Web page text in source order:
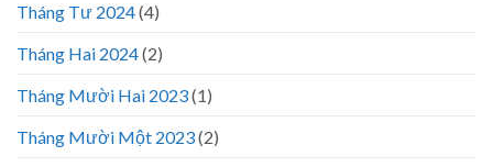
Tháng Tư 2024(4)
Tháng Hai 2024(2)
Tháng Mười Hai 2023(1)
Tháng Mười Một 2023(2)